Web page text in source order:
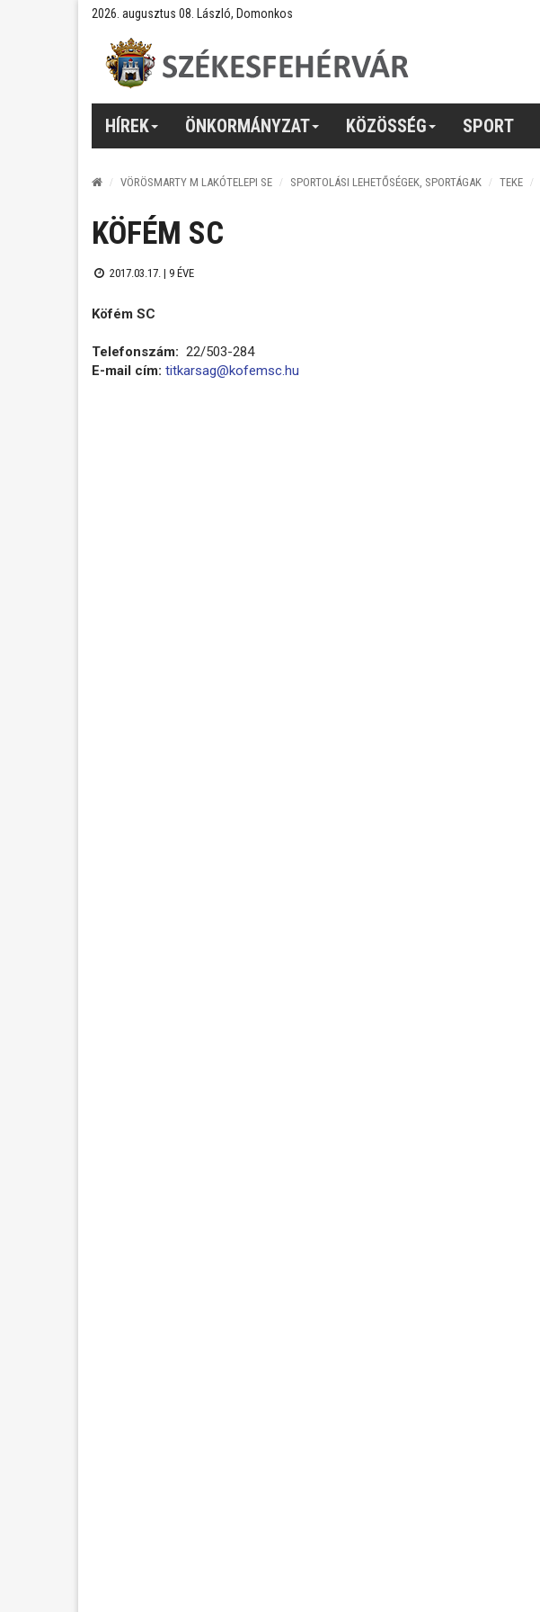
2026. augusztus 08. László, Domonkos
HÍREK ÖNKORMÁNYZAT KÖZÖSSÉG SPORT
VÖRÖSMARTY M LAKÓTELEPI SE SPORTOLÁSI LEHETŐSÉGEK, SPORTÁGAK TEKE
KÖFÉM SC
2017.03.17. | 9 ÉVE
Köfém SC
Telefonszám: 22/503-284
E-mail cím: titkarsag@kofemsc.hu